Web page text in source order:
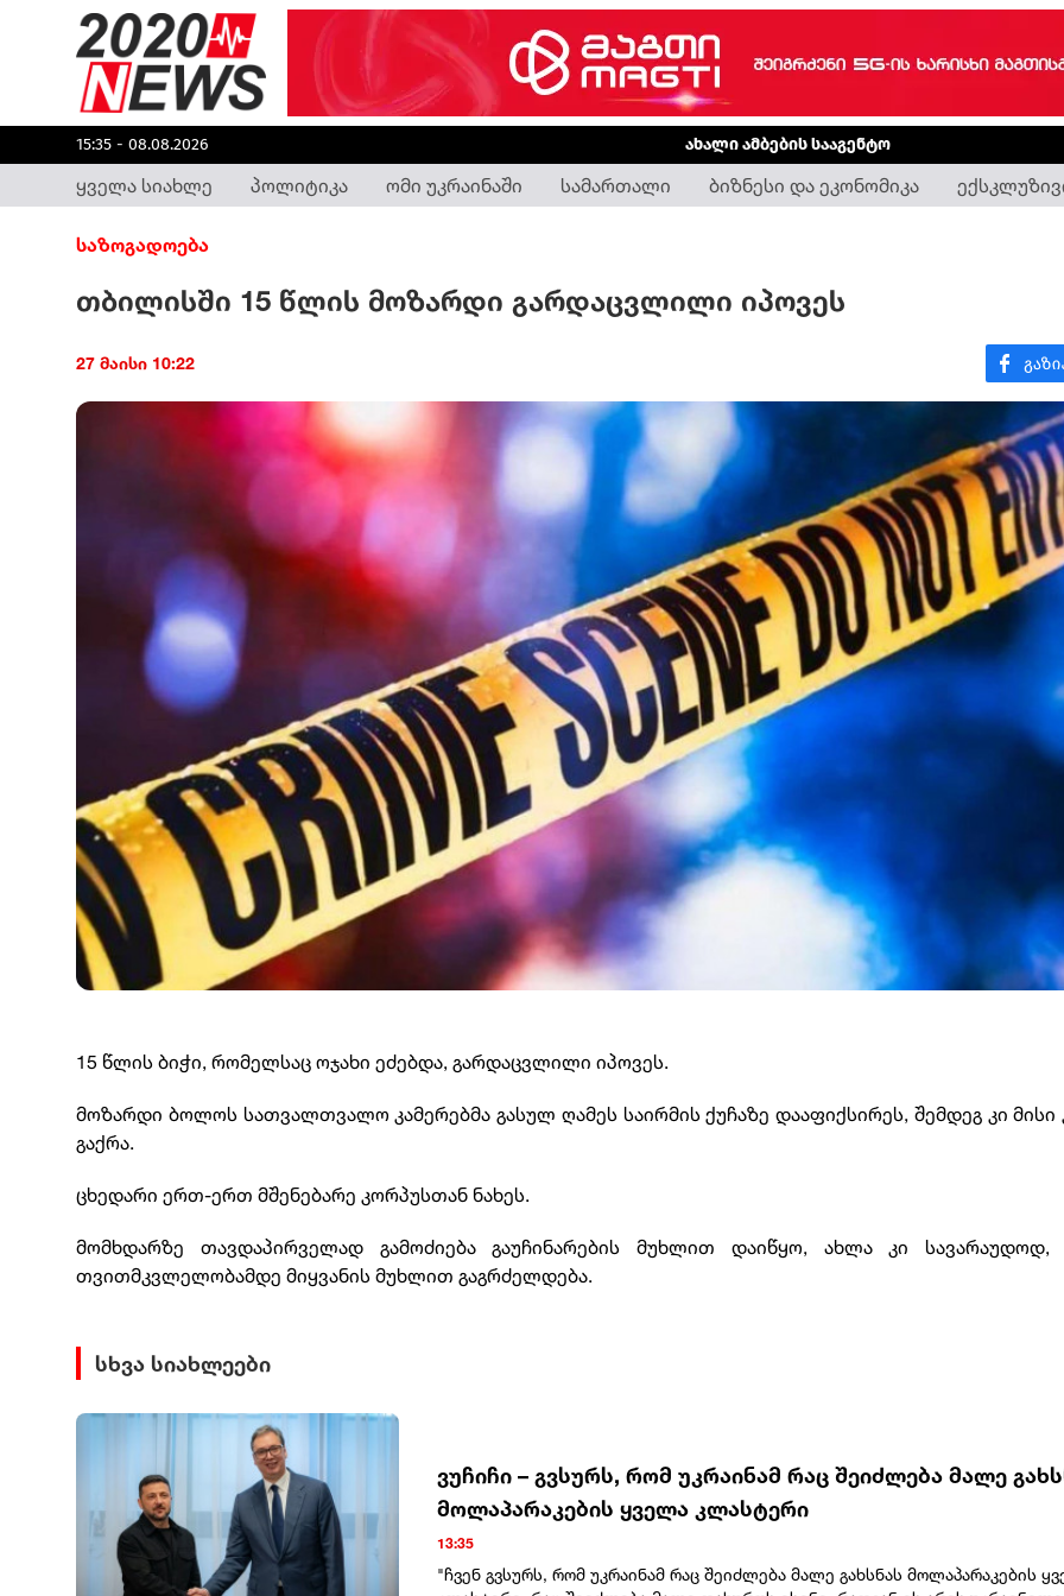
15:35 - 08.08.2026 ახალი ამბების სააგენტო
ყველა სიახლე პოლიტიკა ომი უკრაინაში სამართალი ბიზნესი და ეკონომიკა
საზოგადოება
თბილისში 15 წლის მოზარდი გარდაცვლილი იპოვეს
27 მაისი 10:22
15 წლის ბიჭი, რომელსაც ოჯახი ეძებდა, გარდაცვლილი იპოვეს.
მოზარდი ბოლოს სათვალთვალო კამერებმა გასულ ღამეს საირმის ქუჩაზე დააფიქსირეს, შემდეგ კი მისი
გაქრა.
ცხედარი ერთ-ერთ მშენებარე კორპუსთან ნახეს.
მომხდარზე თავდაპირველად გამოძიება გაუჩინარების მუხლით დაიწყო, ახლა კი სავარაუდოდ,
თვითმკვლელობამდე მიყვანის მუხლით გაგრძელდება.
სხვა სიახლეები
ვუჩიჩი – გვსურს, რომ უკრაინამ რაც შეიძლება მალე
მოლაპარაკების ყველა კლასტერი
13:35
"ჩვენ გვსურს, რომ უკრაინამ რაც შეიძლება მალე გახსნას მოლაპარაკების